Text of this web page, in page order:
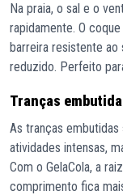
Na praia, o sal e o
rapidamente. O
barreira resistente
reduzido. Perfeito
Tranças
As tranças
atividades intensas,
Com o GelaCola, a
comprimento fica